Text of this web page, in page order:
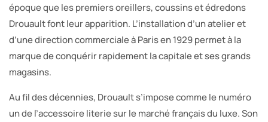
époque que les premiers oreillers, coussins et édredons
Drouault font leur apparition. L’installation d’un atelier et
d’une direction commerciale à Paris en 1929 permet à la
marque de conquérir rapidement la capitale et ses grands
magasins.
Au fil des décennies, Drouault s’impose comme le numéro
un de l’accessoire literie sur le marché français du luxe. Son